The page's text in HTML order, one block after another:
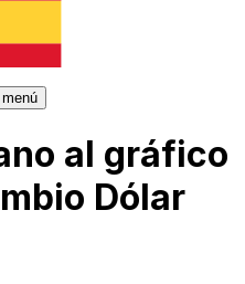
al gráfico
Dólar